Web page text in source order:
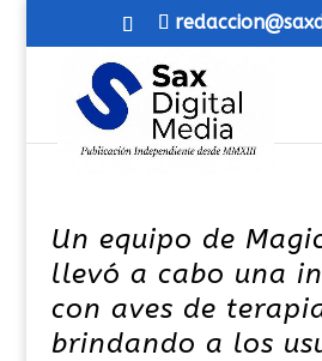
Un equipo de
llevó a cabo una
con aves de
brindando a los